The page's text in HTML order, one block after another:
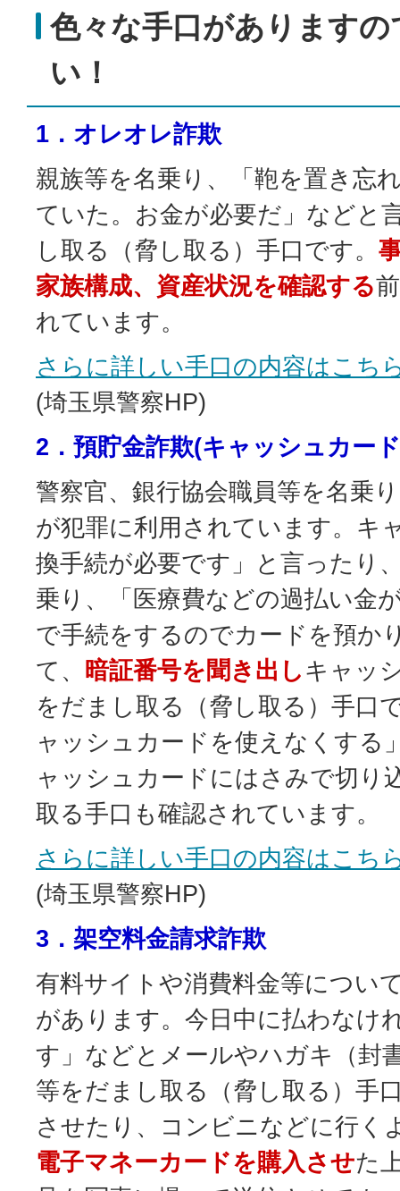
色々な手口があります
い！
1．オレオレ詐欺
親族等を名乗り、「鞄を置き忘
ていた。お金が必要だ」などと
し取る（脅し取る）手口です。
家族構成、資産状況を確認する
れています。
さらに詳しい手口の内容はこち
(埼玉県警察HP)
2．預貯金詐欺(キャッシュカー
警察官、銀行協会職員等を名乗
が犯罪に利用されています。キ
換手続が必要です」と言ったり
乗り、「医療費などの過払い金
で手続をするのでカードを預か
て、 暗証番号を聞き出しキャッ
をだまし取る（脅し取る）手口
ャッシュカードを使えなくする
ャッシュカードにはさみで切り
取る手口も確認されています。
さらに詳しい手口の内容はこち
(埼玉県警察HP)
3．架空料金請求詐欺
有料サイトや消費料金等につい
があります。今日中に払わなけ
す」などとメールやハガキ（封
等をだまし取る（脅し取る）手
させたり、コンビニなどに行く
電子マネーカードを購入させた